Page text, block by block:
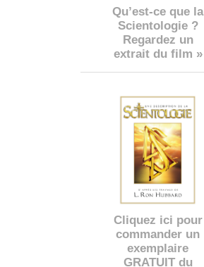
Qu’est-ce que la
Scientologie ?
Regardez un
extrait du film »
Cliquez ici pour
commander un
exemplaire
GRATUIT du